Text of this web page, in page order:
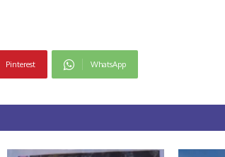
Pinterest WhatsApp